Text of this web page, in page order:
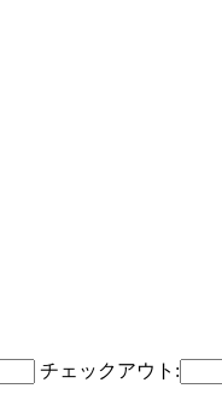
チェックアウト: